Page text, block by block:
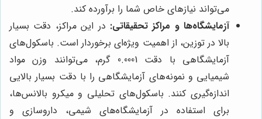
می‌تواند نیازهای خاص شما را برآورده کند.
آزمایشگاه‌ها و مراکز تحقیقاتی: در این مراکز، دقت بسیار
بالا در توزین، از اهمیت ویژه‌ای برخوردار است. باسکول‌های
آزمایشگاهی با دقت 0.0001 گرم، می‌توانند وزن مواد
شیمیایی و نمونه‌های آزمایشگاهی را با دقت بسیار بالایی
اندازه‌گیری کنند. باسکول‌های تحلیلی و میکرو بالانس‌ها،
برای استفاده در آزمایشگاه‌های شیمی، داروسازی و